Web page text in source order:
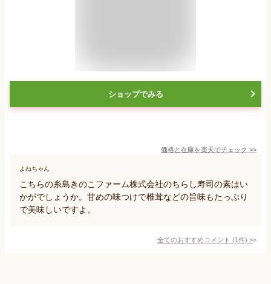
ショップでみる
価格と在庫を楽天でチェック >>
よねちゃん
こちらの糸島きのこファーム株式会社のちらし寿司の素はい
かがでしょうか。甘めの味つけで椎茸などの旨味もたっぷり
で美味しいですよ。
全てのおすすめコメント (1件) >